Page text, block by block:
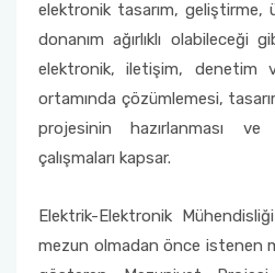
elektronik tasarım, geliştirme,
donanım ağırlıklı olabileceği
elektronik, iletişim, denetim
ortamında çözümlemesi,
projesinin hazırlanması ve
çalışmaları kapsar.
Elektrik-Elektronik
mezun olmadan önce istenen